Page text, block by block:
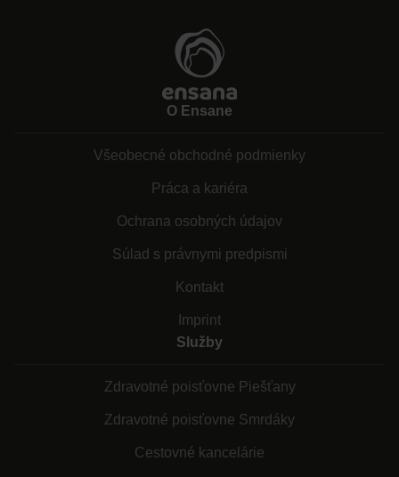
O Ensane
Všeobecné obchodné podmienky
Práca a kariéra
Ochrana osobných údajov
Súlad s právnymi predpismi
Kontakt
Imprint
Služby
Zdravotné poisťovne Piešťany
Zdravotné poisťovne Smrdáky
Cestovné kancelárie